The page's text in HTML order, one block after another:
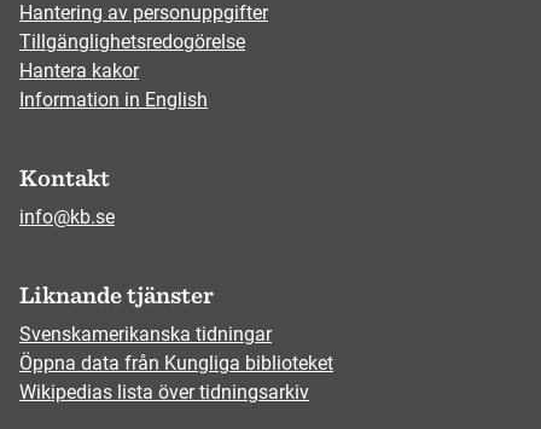
Hantering av personuppgifter
Tillgänglighetsredogörelse
Hantera kakor
Information in English
Kontakt
info@kb.se
Liknande tjänster
Svenskamerikanska tidningar
Öppna data från Kungliga biblioteket
Wikipedias lista över tidningsarkiv